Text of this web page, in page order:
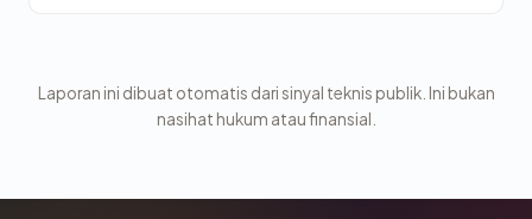
Laporan ini dibuat otomatis dari sinyal teknis publik. Ini bukan
nasihat hukum atau finansial.